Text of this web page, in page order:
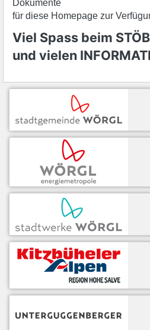
Dokumente
für diese Homepage zur
Viel Spass beim
und vielen